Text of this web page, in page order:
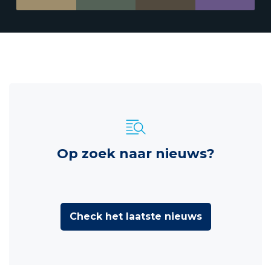
Op zoek naar nieuws?
Check het laatste nieuws